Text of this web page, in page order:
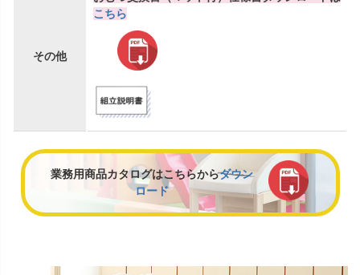
その他
こちら
業務用商品カタログはこちらからダウン
ロード